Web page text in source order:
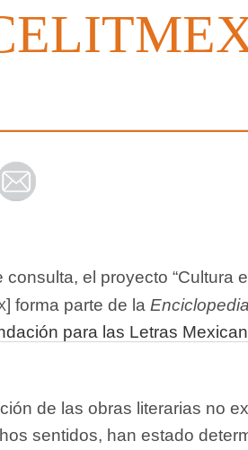
el proyecto “Cultura
] forma parte de la
para las Letras
de las obras literarias no
sentidos, han estado